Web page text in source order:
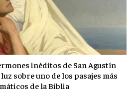
inéditos de San Agustín
sobre uno de los pasajes más
de la Biblia